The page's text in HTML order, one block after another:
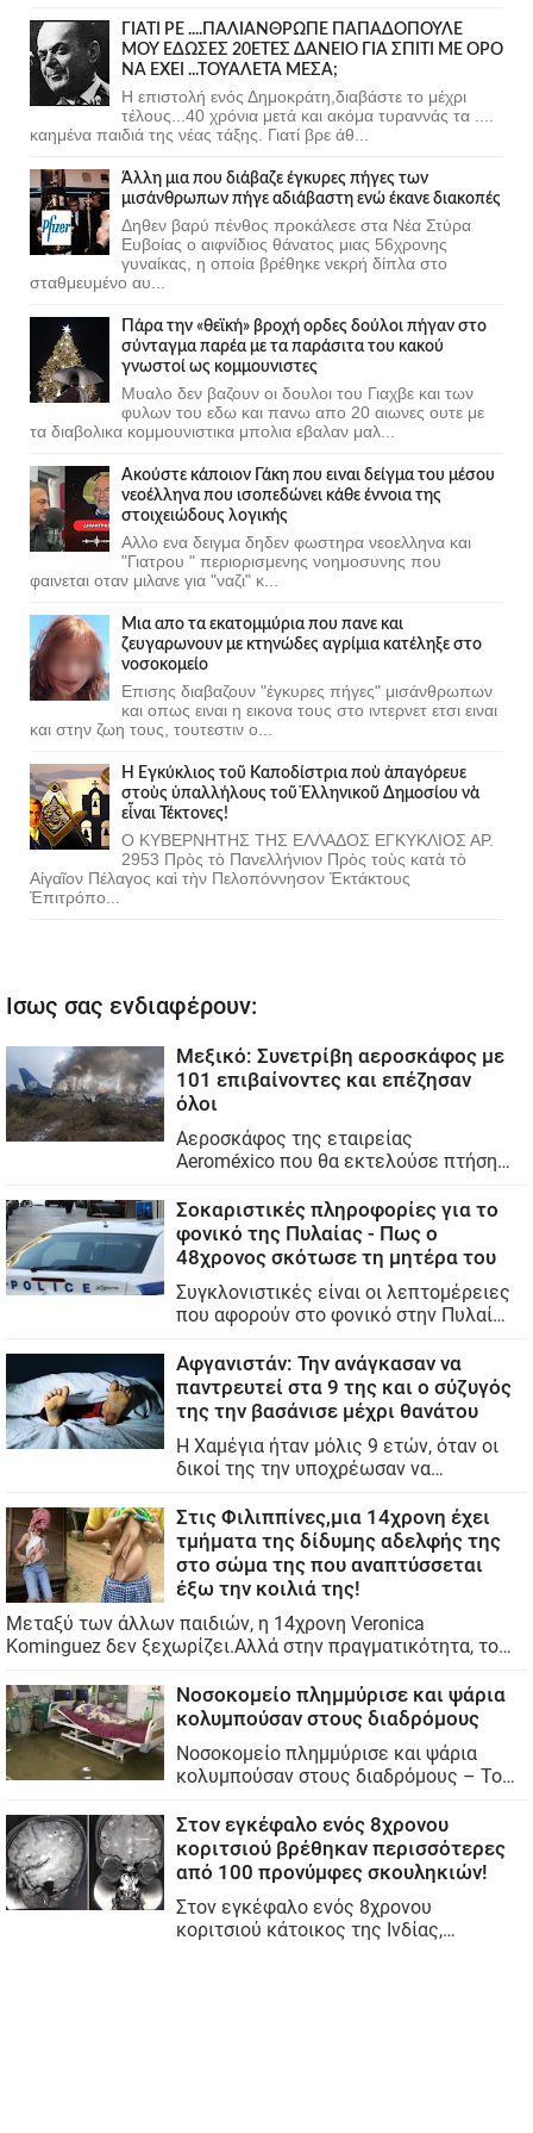
ΓΙΑΤΙ ΡΕ ....ΠΑΛΙΑΝΘΡΩΠΕ ΠΑΠΑΔΟΠΟΥΛΕ
ΜΟΥ ΕΔΩΣΕΣ 20ΕΤΕΣ ΔΑΝΕΙΟ ΓΙΑ ΣΠΙΤΙ ΜΕ ΟΡΟ
ΝΑ ΕΧΕΙ ...ΤΟΥΑΛΕΤΑ ΜΕΣΑ;
Η επιστολή ενός Δημοκράτη,διαβάστε το μέχρι
τέλους...40 χρόνια μετά και ακόμα τυραννάς τα ....
καημένα παιδιά της νέας τάξης. Γιατί βρε άθ...
Άλλη μια που διάβαζε έγκυρες πήγες των
μισάνθρωπων πήγε αδιάβαστη ενώ έκανε διακοπές
Δηθεν βαρύ πένθος προκάλεσε στα Νέα Στύρα
Ευβοίας ο αιφνίδιος θάνατος μιας 56χρονης
γυναίκας, η οποία βρέθηκε νεκρή δίπλα στο
σταθμευμένο αυ...
Πάρα την «θεϊκή» βροχή ορδες δούλοι πήγαν στο
σύνταγμα παρέα με τα παράσιτα του κακού
γνωστοί ως κομμουνιστες
Μυαλο δεν βαζουν οι δουλοι του Γιαχβε και των
φυλων του εδω και πανω απο 20 αιωνες ουτε με
τα διαβολικα κομμουνιστικα μπολια εβαλαν μαλ...
Ακούστε κάποιον Γάκη που ειναι δείγμα του μέσου
νεοέλληνα που ισοπεδώνει κάθε έννοια της
στοιχειώδους λογικής
Αλλο ενα δειγμα δηδεν φωστηρα νεοελληνα και
"Γιατρου " περιορισμενης νοημοσυνης που
φαινεται οταν μιλανε για "ναζι" κ...
Μια απο τα εκατομμύρια που πανε και
ζευγαρωνουν με κτηνώδες αγρίμια κατέληξε στο
νοσοκομείο
Επισης διαβαζουν "έγκυρες πήγες" μισάνθρωπων
και οπως ειναι η εικονα τους στο ιντερνετ ετσι ειναι
και στην ζωη τους, τουτεστιν ο...
Ἡ Ἐγκύκλιος τοῦ Καποδίστρια ποὺ ἀπαγόρευε
στοὺς ὑπαλλήλους τοῦ Ἑλληνικοῦ Δημοσίου νὰ
εἶναι Τέκτονες!
Ο ΚΥΒΕΡΝΗΤΗΣ ΤΗΣ ΕΛΛΑΔΟΣ ΕΓΚΥΚΛΙΟΣ ΑΡ.
2953 Πρὸς τὸ Πανελλήνιον Πρὸς τοὺς κατὰ τὸ
Αἰγαῖον Πέλαγος καὶ τὴν Πελοπόννησον Ἐκτάκτους
Ἐπιτρόπο...